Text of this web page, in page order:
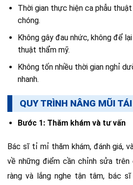
Thời gian thực hiện ca phẫu
chóng.
Không gây đau nhức, không để
thuật thẩm mỹ.
Không tốn nhiều thời gian nghỉ
nhanh.
QUY TRÌNH NÂNG MŨI
Bước 1: Thăm khám và tư vấn
Bác sĩ tỉ mỉ thăm khám, đánh giá,
về những điểm cần chỉnh sửa trên
ràng và lắng nghe tận tâm, bác